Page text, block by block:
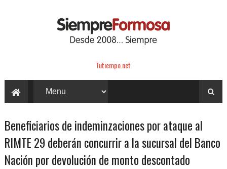
Tutiempo.net
Beneficiarios de indeminzaciones por ataque al
RIMTE 29 deberán concurrir a la sucursal del Banco
Nación por devolución de monto descontado